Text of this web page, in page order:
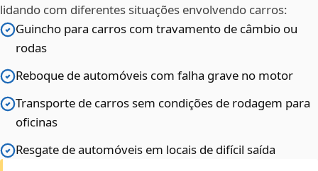
lidando com diferentes situações envolvendo carros:
Guincho para carros com travamento de câmbio ou
rodas
Reboque de automóveis com falha grave no motor
Transporte de carros sem condições de rodagem para
oficinas
Resgate de automóveis em locais de difícil saída